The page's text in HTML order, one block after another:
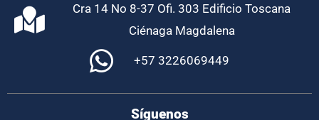
Cra 14 No 8-37 Ofi. 303 Edificio Toscana
Ciénaga Magdalena
+57 3226069449
Síguenos